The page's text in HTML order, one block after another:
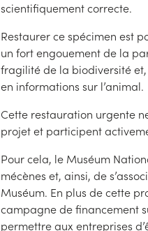
scientifiquement correcte.
Restaurer ce spécimen est
un fort engouement de la
fragilité de la biodiversité
en informations sur l’animal.
Cette restauration urgente
projet et participent
Pour cela, le Muséum
mécènes et, ainsi, de
Muséum. En plus de cette
campagne de financement
permettre aux entreprises